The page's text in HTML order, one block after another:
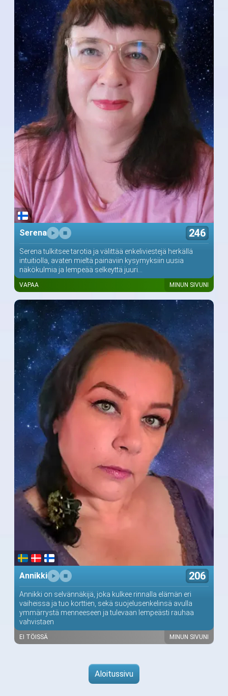
Serena 246
Serena tulkitsee tarotia ja välittää enkeliviestejä herkällä
intuitiolla, avaten mieltä painaviin kysymyksiin uusia
näkökulmia ja lempeää selkeyttä juuri...
VAPAA MINUN SIVUNI
Annikki 206
Annikki on selvännäkijä, joka kulkee rinnalla elämän eri
vaiheissa ja tuo korttien, sekä suojelusenkelinsä avulla
ymmärrystä menneeseen ja tulevaan lempeästi rauhaa
vahvistaen
EI TÖISSÄ MINUN SIVUNI
Aloitussivu